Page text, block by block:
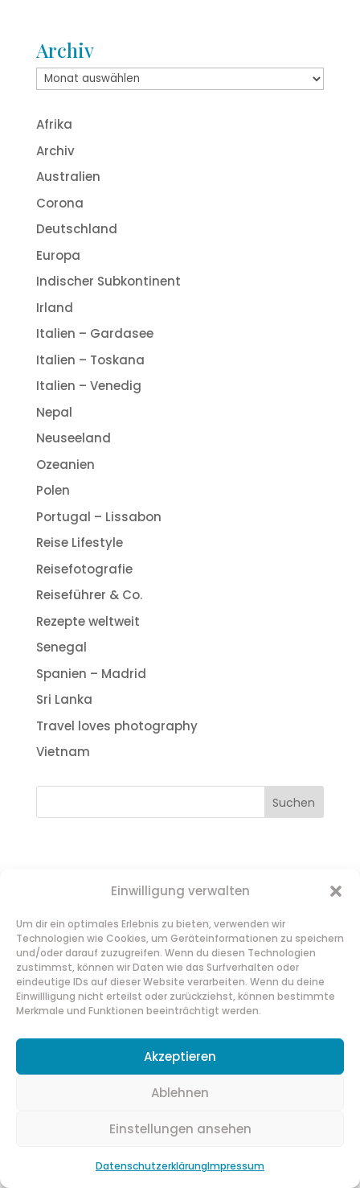
Einwilligung verwalten
Um dir ein optimales Erlebnis zu bieten, verwenden wir
Technologien wie Cookies, um Geräteinformationen zu speichern
und/oder darauf zuzugreifen. Wenn du diesen Technologien
zustimmst, können wir Daten wie das Surfverhalten oder
eindeutige IDs auf dieser Website verarbeiten. Wenn du deine
Einwillligung nicht erteilst oder zurückziehst, können bestimmte
Merkmale und Funktionen beeinträchtigt werden.
Akzeptieren
Ablehnen
Einstellungen ansehen
DatenschutzerklärungImpressum
Archiv
Archiv
Afrika
Archiv
Australien
Corona
Deutschland
Europa
Indischer Subkontinent
Irland
Italien – Gardasee
Italien – Toskana
Italien – Venedig
Nepal
Neuseeland
Ozeanien
Polen
Portugal – Lissabon
Reise Lifestyle
Reisefotografie
Reiseführer & Co.
Rezepte weltweit
Senegal
Spanien – Madrid
Sri Lanka
Travel loves photography
Vietnam